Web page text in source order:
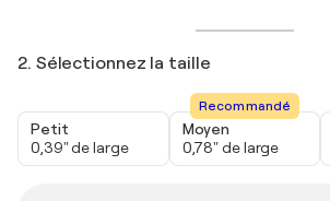
2. Sélectionnez la taille
Petit
0,39" de large
Recommandé
Moyen
0,78" de large